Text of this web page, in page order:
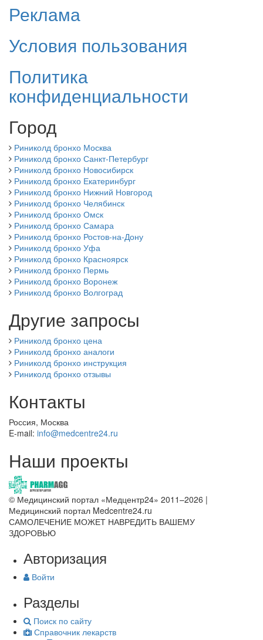
Реклама
Условия пользования
Политика
конфиденциальности
Город
Риниколд бронхо Москва
Риниколд бронхо Санкт-Петербург
Риниколд бронхо Новосибирск
Риниколд бронхо Екатеринбург
Риниколд бронхо Нижний Новгород
Риниколд бронхо Челябинск
Риниколд бронхо Омск
Риниколд бронхо Самара
Риниколд бронхо Ростов-на-Дону
Риниколд бронхо Уфа
Риниколд бронхо Красноярск
Риниколд бронхо Пермь
Риниколд бронхо Воронеж
Риниколд бронхо Волгоград
Другие запросы
Риниколд бронхо цена
Риниколд бронхо аналоги
Риниколд бронхо инструкция
Риниколд бронхо отзывы
Контакты
Россия, Москва
E-mail: info@medcentre24.ru
Наши проекты
© Медицинский портал «Медцентр24» 2011–2026 |
Медицинский портал Medcentre24.ru
САМОЛЕЧЕНИЕ МОЖЕТ НАВРЕДИТЬ ВАШЕМУ
ЗДОРОВЬЮ
Авторизация
Войти
Разделы
Поиск по сайту
Справочник лекарств